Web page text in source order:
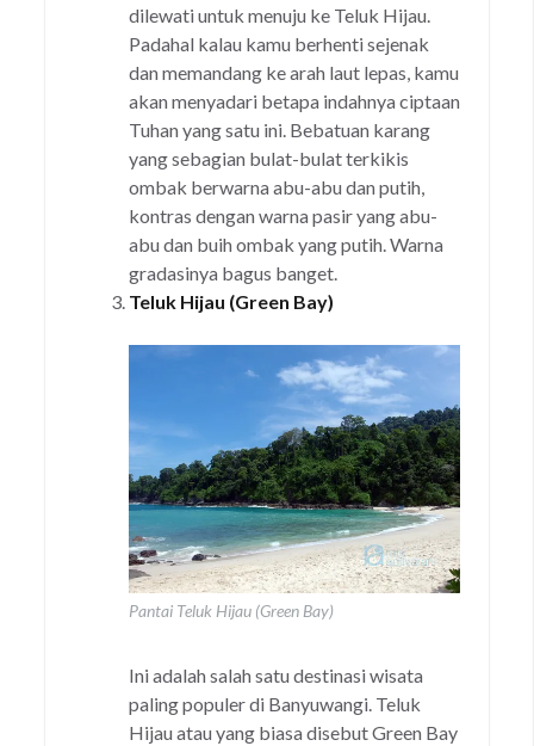
dilewati untuk menuju ke Teluk Hijau.
Padahal kalau kamu berhenti sejenak
dan memandang ke arah laut lepas, kamu
akan menyadari betapa indahnya ciptaan
Tuhan yang satu ini. Bebatuan karang
yang sebagian bulat-bulat terkikis
ombak berwarna abu-abu dan putih,
kontras dengan warna pasir yang abu-
abu dan buih ombak yang putih. Warna
gradasinya bagus banget.
Teluk Hijau (Green Bay)
Pantai Teluk Hijau (Green Bay)
Ini adalah salah satu destinasi wisata
paling populer di Banyuwangi. Teluk
Hijau atau yang biasa disebut Green Bay